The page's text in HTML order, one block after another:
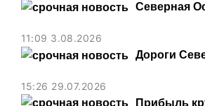
Северная
11:09 3.08.2026
Дороги
15:26 29.07.2026
Прибыль